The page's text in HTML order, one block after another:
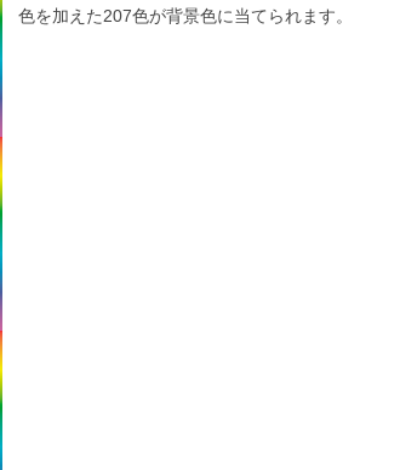
色を加えた207色が背景色に当てられます。